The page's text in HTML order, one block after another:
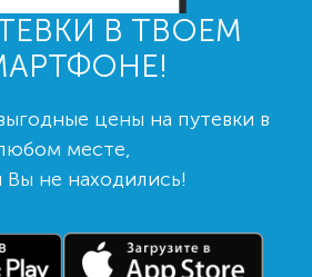
В ТВОЕМ
цены на путевки в
месте,
Вы не находились!